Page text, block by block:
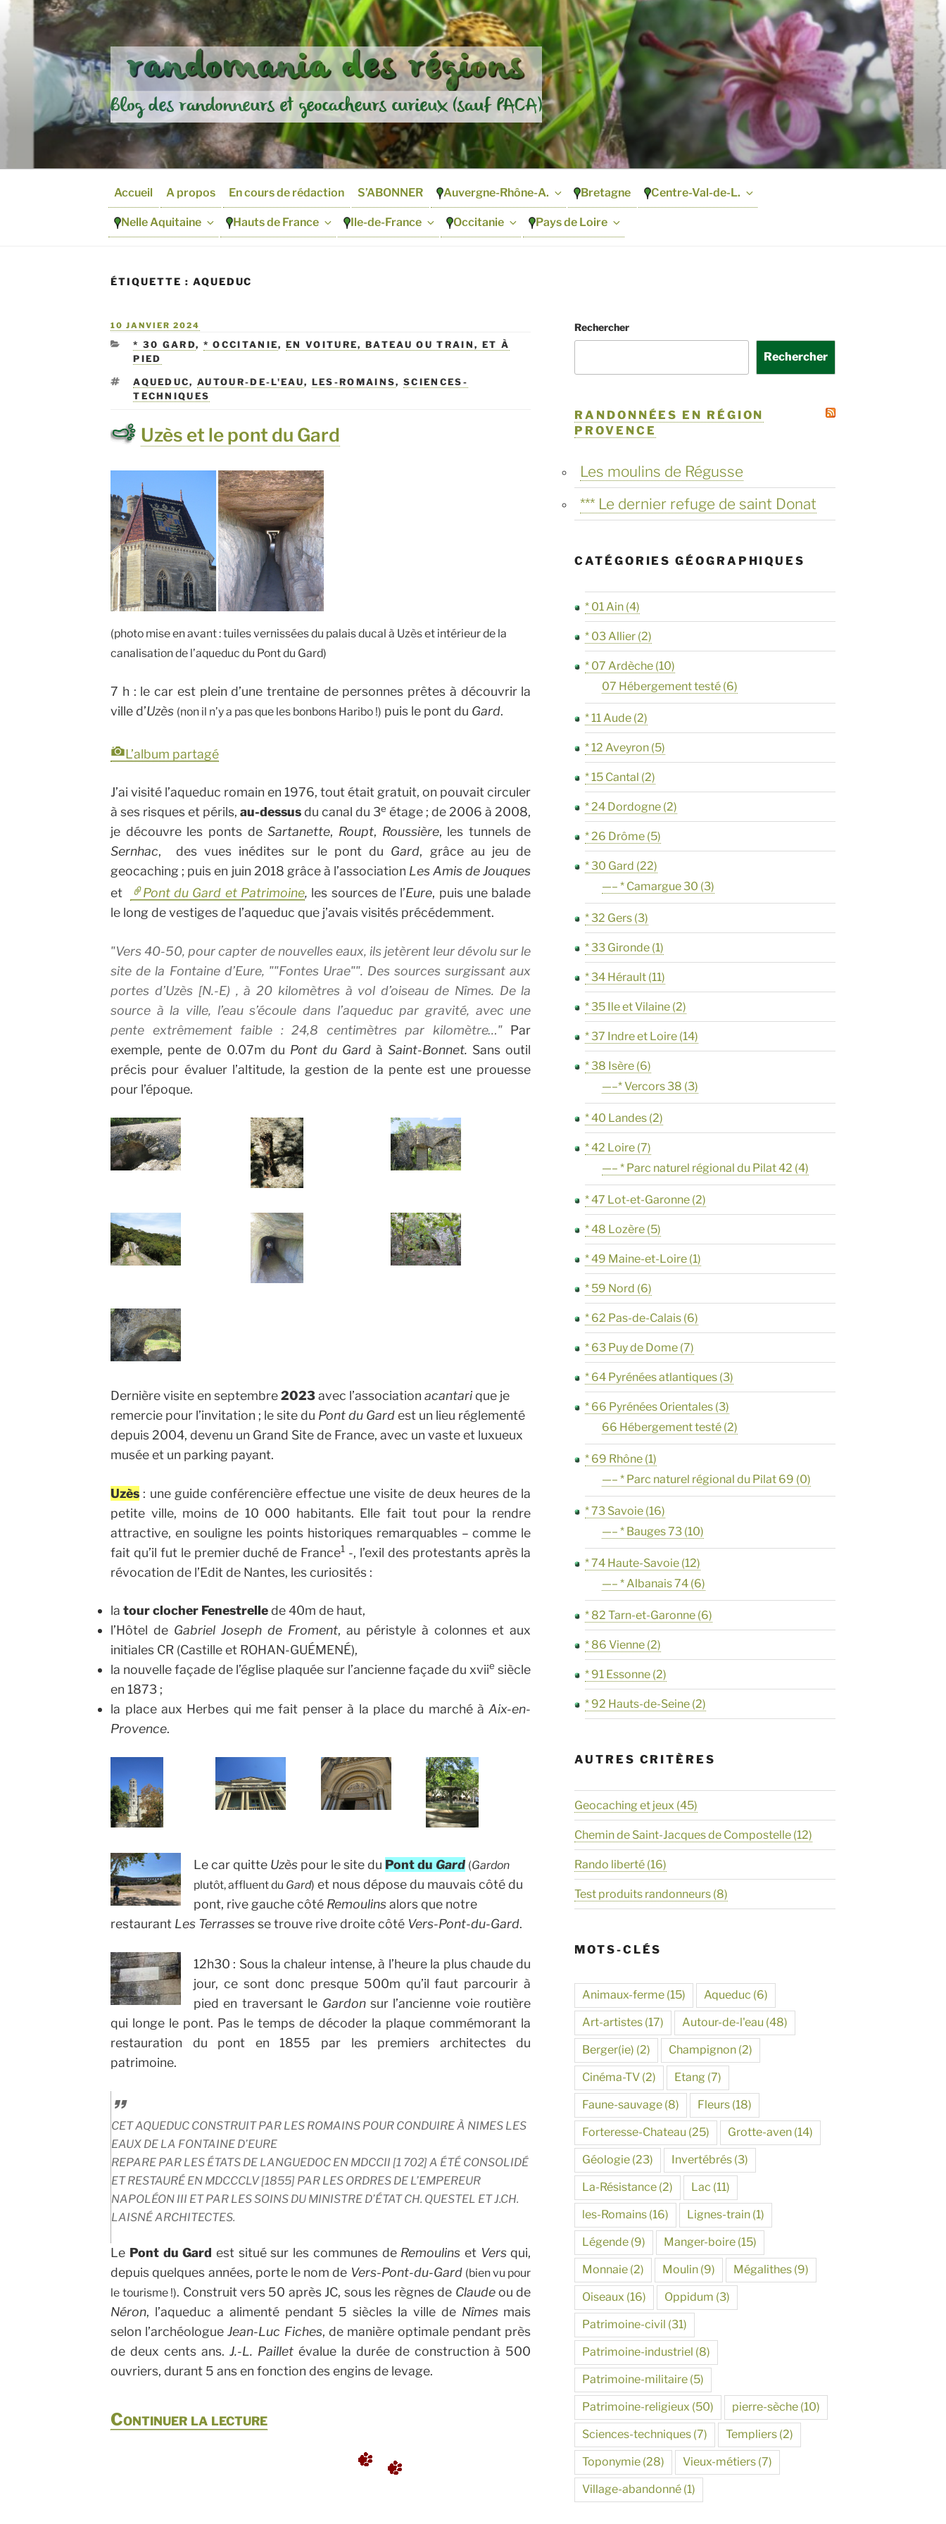
au
contenu
principal
randomania des régions
Blog des randonneurs et geocacheurs curieux (sauf PACA)
Accueil A propos En cours de rédaction S’ABONNER Auvergne-Rhône-A. Bretagne Centre-Val-de-L.
Nelle Aquitaine Hauts de France Ile-de-France Occitanie Pays de Loire
ÉTIQUETTE : AQUEDUC
PUBLIÉ
10 JANVIER 2024
CATÉGORIES
* 30 GARD, * OCCITANIE,EN VOITURE, BATEAU OU TRAIN, ET À
PIED
ÉTIQUETTES
AQUEDUC,AUTOUR-DE-L'EAU, LES-ROMAINS, SCIENCES-
TECHNIQUES
Uzès et le pont du Gard
(photo mise en avant : tuiles vernissées du palais ducal à Uzès et intérieur de la
canalisation de l’aqueduc du Pont du Gard)
7 h : le car est plein d’une trentaine de personnes prêtes à découvrir la
ville d’Uzès (non il n’y a pas que les bonbons Haribo !) puis le pont du Gard.
L’album partagé
J’ai visité l’aqueduc romain en 1976, tout était gratuit, on pouvait circuler
à ses risques et périls, au-dessusdu canal du 3e étage ; de 2006 à 2008,
je découvre les ponts deSartanette, Roupt, Roussière, les tunnels de
Sernhac, des vues inédites sur le pont du Gard, grâce au jeu de
geocaching ; puis en juin 2018 grâce à l’association Les Amis de Jouques
et
Pont du Gard et Patrimoine, les sources de l’Eure, puis une balade
le long de vestiges de l’aqueduc que j’avais visités précédemment.
Vers 40-50, pour capter de nouvelles eaux, ils jetèrent leur dévolu sur le
site de la Fontaine d’Eure,
Fontes Urae
. Des sources surgissant aux
portes d’Uzès [N.-E) , à 20 kilomètres à vol d’oiseau de Nîmes. De la
source à la ville, l’eau s’écoule dans l’aqueduc par gravité, avec une
pente extrêmement faible : 24,8 centimètres par kilomètre… Par
exemple, pente de 0.07m du Pont du GardàSaint-Bonnet. Sans outil
précis pour évaluer l’altitude, la gestion de la pente est une prouesse
pour l’époque.
Dernière visite en septembre2023avec l’associationacantarique je
remercie pour l’invitation ; le site du Pont du Gardest un lieu réglementé
depuis 2004, devenu un Grand Site de France, avec un vaste et luxueux
musée et un parking payant.
Uzès : une guide conférencière effectue une visite de deux heures de la
petite ville, moins de 10 000 habitants. Elle fait tout pour la rendre
attractive, en souligne les points historiques remarquables – comme le
fait qu’il fut le premier duché de France1 -, l’exil des protestants après la
révocation de l’Edit de Nantes, les curiosités :
latour clocher Fenestrellede 40m de haut,
l’Hôtel de Gabriel Joseph de Froment, au péristyle à colonnes et aux
initiales CR (Castille et ROHAN-GUÉMENÉ),
la nouvelle façade de l’église plaquée sur l’ancienne façade du xviie siècle
en 1873 ;
la place aux Herbes qui me fait penser à la place du marché àAix-en-
Provence.
Le car quitte Uzèspour le site du Pont du Gard (Gardon
plutôt, affluent du Gard) et nous dépose du mauvais côté du
pont, rive gauche côté Remoulinsalors que notre
restaurant Les Terrassesse trouve rive droite côté Vers-Pont-du-Gard.
12h30 : Sous la chaleur intense, à l’heure la plus chaude du
jour, ce sont donc presque 500m qu’il faut parcourir à
pied en traversant le Gardonsur l’ancienne voie routière
qui longe le pont. Pas le temps de décoder la plaque commémorant la
restauration du pont en 1855 par les premiers architectes du
patrimoine.
CET AQUEDUC CONSTRUIT PAR LES ROMAINS POUR CONDUIRE À NIMES LES
EAUX DE LA FONTAINE D’EURE
REPARE PAR LES ÉTATS DE LANGUEDOC EN MDCCII [1 702] A ÉTÉ CONSOLIDÉ
ET RESTAURÉ EN MDCCCLV [1855] PAR LES ORDRES DE L’EMPEREUR
NAPOLÉON III ET PAR LES SOINS DU MINISTRE D’ÉTAT CH. QUESTEL ET J.CH.
LAISNÉ ARCHITECTES.
Le Pont du Gard est situé sur les communes de Remoulins et Versqui,
depuis quelques années, porte le nom de Vers-Pont-du-Gard (bien vu pour
le tourisme !). Construit vers 50 après JC, sous les règnes de Claudeou de
Néron, l’aqueduc a alimenté pendant 5 siècles la ville de Nîmes mais
selon l’archéologueJean-Luc Fiches, de manière optimale pendant près
de deux cents ans. J.-L. Pailletévalue la durée de construction à 500
ouvriers, durant 5 ans en fonction des engins de levage.
Continuer la lecturede
Rechercher
Rechercher
RANDONNÉES EN RÉGION
PROVENCE
Les moulins de Régusse
*** Le dernier refuge de saint Donat
CATÉGORIES GÉOGRAPHIQUES
* 01 Ain (4)
* 03 Allier (2)
* 07 Ardèche (10)
07 Hébergement testé (6)
* 11 Aude (2)
* 12 Aveyron (5)
* 15 Cantal (2)
* 24 Dordogne (2)
* 26 Drôme (5)
* 30 Gard (22)
—– * Camargue 30 (3)
* 32 Gers (3)
* 33 Gironde (1)
* 34 Hérault (11)
* 35 Ile et Vilaine (2)
* 37 Indre et Loire (14)
* 38 Isère (6)
—–* Vercors 38 (3)
* 40 Landes (2)
* 42 Loire (7)
—– * Parc naturel régional du Pilat 42 (4)
* 47 Lot-et-Garonne (2)
* 48 Lozère (5)
* 49 Maine-et-Loire (1)
* 59 Nord (6)
* 62 Pas-de-Calais (6)
* 63 Puy de Dome (7)
* 64 Pyrénées atlantiques (3)
* 66 Pyrénées Orientales (3)
66 Hébergement testé (2)
* 69 Rhône (1)
—– * Parc naturel régional du Pilat 69 (0)
* 73 Savoie (16)
—– * Bauges 73 (10)
* 74 Haute-Savoie (12)
—– * Albanais 74 (6)
* 82 Tarn-et-Garonne (6)
* 86 Vienne (2)
* 91 Essonne (2)
* 92 Hauts-de-Seine (2)
AUTRES CRITÈRES
Geocaching et jeux (45)
Chemin de Saint-Jacques de Compostelle (12)
Rando liberté (16)
Test produits randonneurs (8)
MOTS-CLÉS
Animaux-ferme (15) Aqueduc (6)
Art-artistes (17) Autour-de-l'eau (48)
Berger(ie) (2) Champignon (2)
Cinéma-TV (2) Etang (7)
Faune-sauvage (8) Fleurs (18)
Forteresse-Chateau (25) Grotte-aven (14)
Géologie (23) Invertébrés (3)
La-Résistance (2) Lac (11)
les-Romains (16) Lignes-train (1)
Légende (9) Manger-boire (15)
Monnaie (2) Moulin (9) Mégalithes (9)
Oiseaux (16) Oppidum (3)
Patrimoine-civil (31)
Patrimoine-industriel (8)
Patrimoine-militaire (5)
Patrimoine-religieux (50) pierre-sèche (10)
Sciences-techniques (7) Templiers (2)
Toponymie (28) Vieux-métiers (7)
Village-abandonné (1)